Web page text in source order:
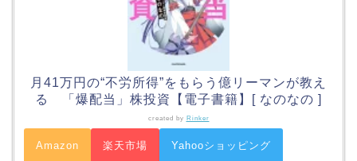
月41万円の“不労所得”をもらう億リーマンが教え
る 「爆配当」株投資【電子書籍】[ なのなの ]
created by Rinker
Amazon 楽天市場 Yahooショッピング